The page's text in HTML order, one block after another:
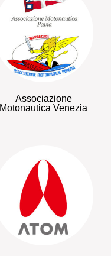
Associazione
Motonautica Venezia